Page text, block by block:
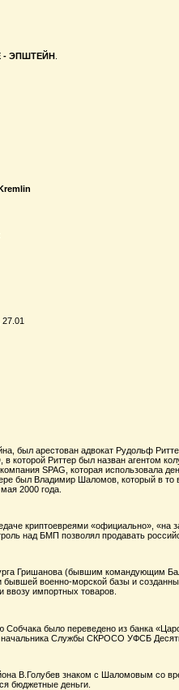
- ЭПШТЕЙН.
был арестован адвокат Рудольф
которой Риттер был назван агентом
SPAG, которая использовала
был Владимир Шаломов, который в
2000 года.
криптоевреями «официально», «на
над БМП позволял продавать
Гришанова (бывшим командующим
бывшей военно-морской базы и
ввозу импортных товаров.
было переведено из банка
начальника Службы СКРОСО УФСБ
В.Голубев знаком с Шаломовым со
бюджетные деньги.